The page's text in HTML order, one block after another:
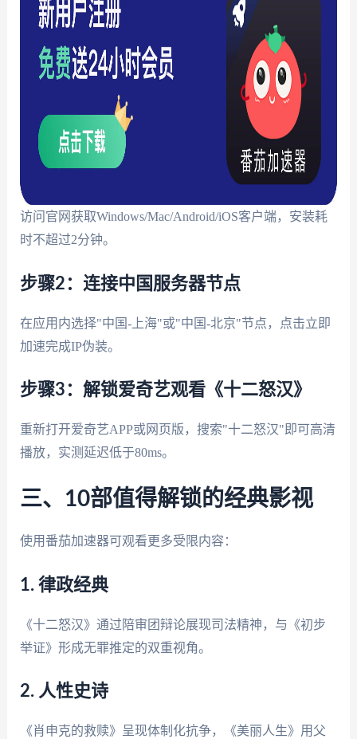
访问官网获取Windows/Mac/Android/iOS客户端，安装耗
时不超过2分钟。
步骤2：连接中国服务器节点
在应用内选择"中国-上海"或"中国-北京"节点，点击立即
加速完成IP伪装。
步骤3：解锁爱奇艺观看《十二怒汉》
重新打开爱奇艺APP或网页版，搜索"十二怒汉"即可高清
播放，实测延迟低于80ms。
三、10部值得解锁的经典影视
使用番茄加速器可观看更多受限内容：
1. 律政经典
《十二怒汉》通过陪审团辩论展现司法精神，与《初步
举证》形成无罪推定的双重视角。
2. 人性史诗
《肖申克的救赎》呈现体制化抗争，《美丽人生》用父